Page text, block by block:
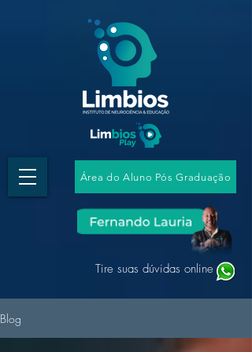
Área do Aluno Pós Graduação
Tire suas dúvidas online
Blog